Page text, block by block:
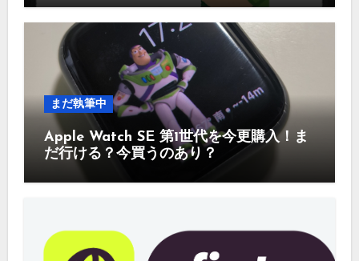
まだ執筆中
Apple Watch SE 第1世代を今更購入！ま
だ行ける？今買うのあり？